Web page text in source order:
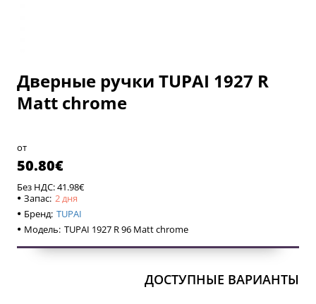
2 дня
2 дня
Дверные ручки TUPAI 1927 R
Matt chrome
от
50.80€
Без НДС: 41.98€
Запас: 2 дня
Бренд: TUPAI
Модель: TUPAI 1927 R 96 Matt chrome
ДОСТУПНЫЕ ВАРИАНТЫ